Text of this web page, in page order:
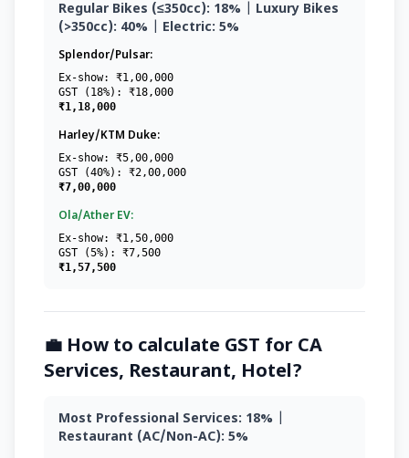
Regular Bikes (≤350cc): 18%
Luxury Bikes
(>350cc): 40%
Electric: 5%
Splendor/Pulsar:
Ex-show: ₹1,00,000
GST (18%): ₹18,000
₹1,18,000
Harley/KTM Duke:
Ex-show: ₹5,00,000
GST (40%): ₹2,00,000
₹7,00,000
Ola/Ather EV:
Ex-show: ₹1,50,000
GST (5%): ₹7,500
₹1,57,500
💼 How to calculate GST for CA
Services, Restaurant, Hotel?
Most Professional Services: 18%
Restaurant (AC/Non-AC): 5%